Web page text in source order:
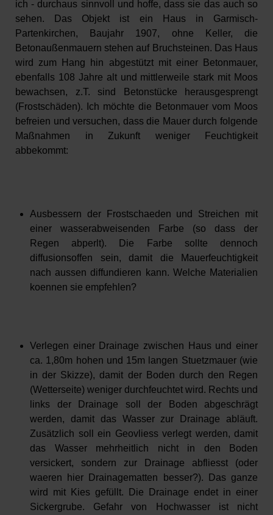
ich - durchaus sinnvoll und hoffe, dass sie das auch so
sehen. Das Objekt ist ein Haus in Garmisch-
Partenkirchen, Baujahr 1907, ohne Keller, die
Betonaußenmauern stehen auf Bruchsteinen. Das Haus
wird zum Hang hin abgestützt mit einer Betonmauer,
ebenfalls 108 Jahre alt und mittlerweile stark mit Moos
bewachsen, z.T. sind Betonstücke herausgesprengt
(Frostschäden). Ich möchte die Betonmauer vom Moos
befreien und versuchen, dass die Mauer durch folgende
Maßnahmen in Zukunft weniger Feuchtigkeit
abbekommt:
Ausbessern der Frostschaeden und Streichen mit
einer wasserabweisenden Farbe (so dass der
Regen abperlt). Die Farbe sollte dennoch
diffusionsoffen sein, damit die Mauerfeuchtigkeit
nach aussen diffundieren kann. Welche Materialien
koennen sie empfehlen?
Verlegen einer Drainage zwischen Haus und einer
ca. 1,80m hohen und 15m langen Stuetzmauer (wie
in der Skizze), damit der Boden durch den Regen
(Wetterseite) weniger durchfeuchtet wird. Rechts und
links der Drainage soll der Boden abgeschrägt
werden, damit das Wasser zur Drainage abläuft.
Zusätzlich soll ein Geovliess verlegt werden, damit
das Wasser mehrheitlich nicht in den Boden
versickert, sondern zur Drainage abfliesst (oder
waeren hier Drainagematten besser?). Das ganze
wird mit Kies gefüllt. Die Drainage endet in einer
Sickergrube. Gefahr von Hochwasser ist nicht